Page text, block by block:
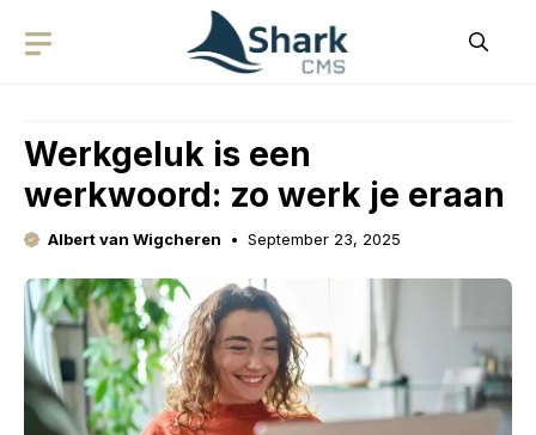
Werkgeluk is een
werkwoord: zo werk je eraan
Albert van Wigcheren September 23, 2025